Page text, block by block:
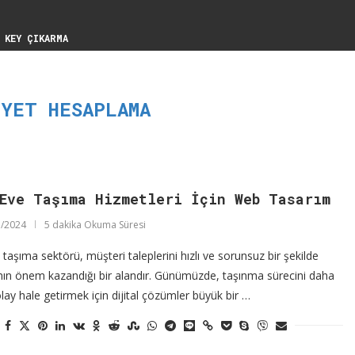
ÇIKARMA
HESAPLAMA
Taşıma Hizmetleri İçin Web Tasarım
2024 5 dakika Okuma Süresi
sektörü, müşteri taleplerini hızlı ve sorunsuz bir şekilde
önem kazandığı bir alandır. Günümüzde, taşınma sürecini daha
hale getirmek için dijital çözümler büyük bir …